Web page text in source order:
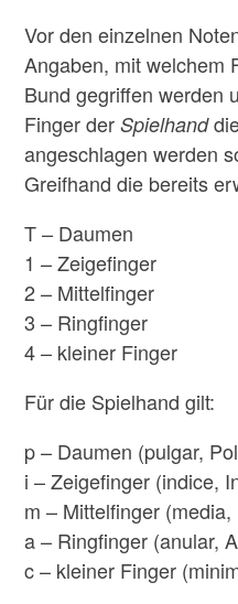
Vor den einzelnen
Angaben, mit welchem
Bund gegriffen werden
Finger der Spielhand
angeschlagen werden
Greifhand die bereits
T – Daumen
1 – Zeigefinger
2 – Mittelfinger
3 – Ringfinger
4 – kleiner Finger
Für die Spielhand gilt:
p – Daumen (pulgar,
i – Zeigefinger (indice,
m – Mittelfinger (media,
a – Ringfinger (anular,
c – kleiner Finger